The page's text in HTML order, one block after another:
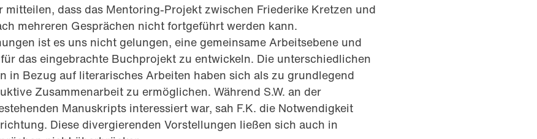
mitteilen, dass das Mentoring-Projekt zwischen Friederike Kretzen und
mehreren Gesprächen nicht fortgeführt werden kann.
ist es uns nicht gelungen, eine gemeinsame Arbeitsebene und
das eingebrachte Buchprojekt zu entwickeln. Die unterschiedlichen
in Bezug auf literarisches Arbeiten haben sich als zu grundlegend
Zusammenarbeit zu ermöglichen. Während S.W. an der
Manuskripts interessiert war, sah F.K. die Notwendigkeit
Diese divergierenden Vorstellungen ließen sich auch in